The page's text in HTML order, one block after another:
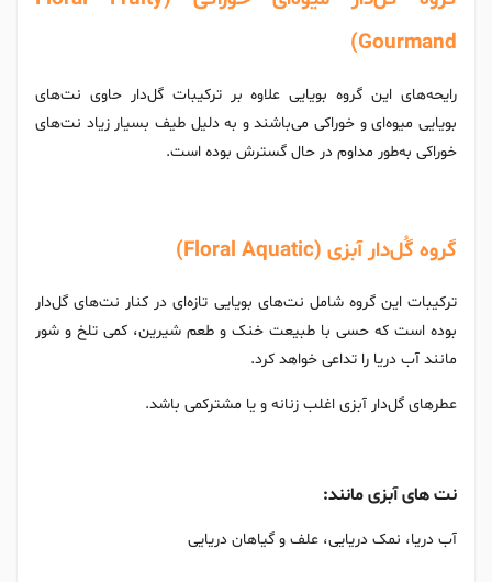
Gourmand)
رایحه‌های این گروه بویایی علاوه بر ترکیبات گل‌دار حاوی نت‌های
بویایی میوه‌ای و خوراکی می‌باشند و به دلیل طیف بسیار زیاد نت‌های
خوراکی به‌طور مداوم در حال گسترش بوده است.
گروه گُل‌دار آبزی (Floral Aquatic)
ترکیبات این گروه شامل نت‌های بویایی تازه‌ای در کنار نت‌های گل‌دار
بوده است که حسی با طبیعت خنک و طعم شیرین، کمی تلخ و شور
مانند آب دریا را تداعی خواهد کرد.
عطرهای گل‌دار آبزی اغلب زنانه و یا مشترکمی باشد.
نت های آبزی مانند:
آب دریا، نمک دریایی، علف و گیاهان دریایی